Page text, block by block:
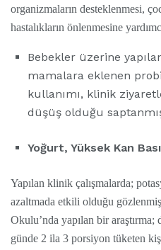
organizmaların desteklenmesi,
hastalıkların önlenmesine
Bebekler üzerine
mamalara eklenen
kullanımı, klinik
düşüş olduğu
Yoğurt, Yüksek Kan
Yapılan klinik çalışmalarda;
azaltmada etkili olduğu
Okulu’nda yapılan bir
günde 2 ila 3 porsiyon tüketen